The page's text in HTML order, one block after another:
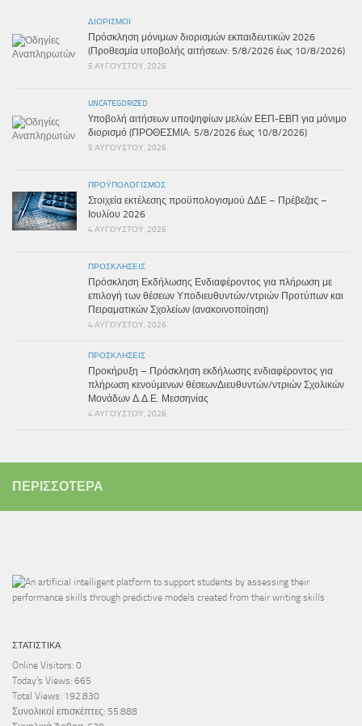
ΔΙΟΡΙΣΜΟΊ
Πρόσκληση μόνιμων διορισμών εκπαιδευτικών 2026
(Προθεσμία υποβολής αιτήσεων: 5/8/2026 έως 10/8/2026)
5 ΑΥΓΟΎΣΤΟΥ, 2026
UNCATEGORIZED
Yποβολή αιτήσεων υποψηφίων μελών ΕΕΠ-ΕΒΠ για μόνιμο
διορισμό (ΠΡΟΘΕΣΜΙΑ: 5/8/2026 έως 10/8/2026)
5 ΑΥΓΟΎΣΤΟΥ, 2026
ΠΡΟΫΠΟΛΟΓΙΣΜΌΣ
Στοιχεία εκτέλεσης προϋπολογισμού ΔΔΕ – Πρέβεζας –
Ιουλίου 2026
4 ΑΥΓΟΎΣΤΟΥ, 2026
ΠΡΟΣΚΛΉΣΕΙΣ
Πρόσκληση Εκδήλωσης Ενδιαφέροντος για πλήρωση με
επιλογή των θέσεων Υποδιευθυντών/ντριών Προτύπων και
Πειραματικών Σχολείων (ανακοινοποίηση)
4 ΑΥΓΟΎΣΤΟΥ, 2026
ΠΡΟΣΚΛΉΣΕΙΣ
Προκήρυξη – Πρόσκληση εκδήλωσης ενδιαφέροντος για
πλήρωση κενούμενων θέσεωνΔιευθυντών/ντριών Σχολικών
Μονάδων Δ.Δ.Ε. Μεσσηνίας
4 ΑΥΓΟΎΣΤΟΥ, 2026
ΠΕΡΙΣΣΌΤΕΡΑ
ΣΤΑΤΙΣΤΙΚΆ
Online Visitors: 0
Today's Views: 665
Total Views: 192.830
Συνολικοί επισκέπτες: 55.888